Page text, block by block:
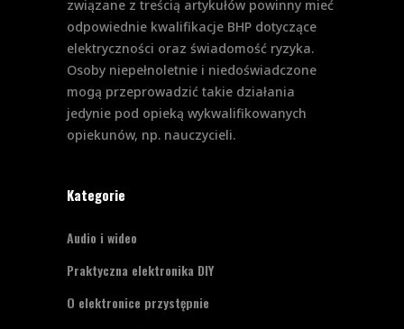
związane z treścią artykułów powinny mieć
odpowiednie kwalifikacje BHP dotyczące
elektryczności oraz świadomość ryzyka.
Osoby niepełnoletnie i niedoświadczone
mogą przeprowadzić takie działania
jedynie pod opieką wykwalifikowanych
opiekunów, np. nauczycieli.
Kategorie
Audio i wideo
Praktyczna elektronika DIY
O elektronice przystępnie